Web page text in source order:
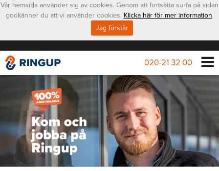
020-21 32 00
Vår hemsida använder sig av cookies. Genom att fortsätta surfa på sidan
godkänner du att vi använder cookies. Klicka här för mer information.
Jag förstår